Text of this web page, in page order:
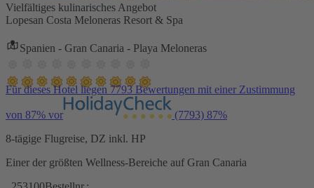
Vielfältiges kulinarisches Angebot
Lopesan Costa Meloneras Resort & Spa
Spanien - Gran Canaria - Playa Meloneras
Für dieses Hotel liegen 7793 Bewertungen mit einer Zustimmung
von 87% vor (7793) 87%
8-tägige Flugreise, DZ inkl. HP
Einer der größten Wellness-Bereiche auf Gran Canaria